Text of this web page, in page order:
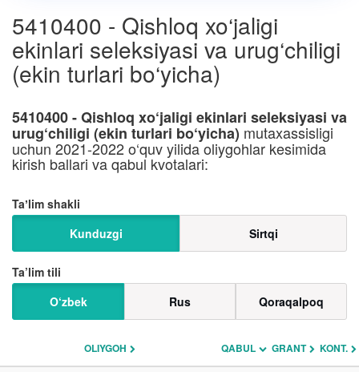
5410400 - Qishloq xo‘jaligi
ekinlari seleksiyasi va urug‘chiligi
(ekin turlari bo‘yicha)
5410400 - Qishloq xo‘jaligi ekinlari seleksiyasi va
urug‘chiligi (ekin turlari bo‘yicha) mutaxassisligi
uchun 2021-2022 o‘quv yilida oliygohlar kesimida
kirish ballari va qabul kvotalari:
Taʼlim shakli
Kunduzgi
Sirtqi
Ta’lim tili
O‘zbek
Rus Qoraqalpoq
OLIYGOH QABUL GRANT KONT.